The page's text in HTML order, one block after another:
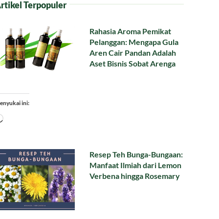
Terpopuler
Rahasia Aroma Pemikat
Pelanggan: Mengapa Gula
Aren Cair Pandan Adalah
Aset Bisnis Sobat Arenga
ini:
Memuat...
Resep Teh Bunga-Bungaan:
Manfaat Ilmiah dari Lemon
Verbena hingga Rosemary